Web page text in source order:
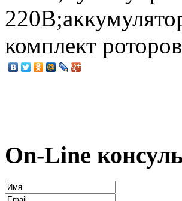
комплект
On-Line